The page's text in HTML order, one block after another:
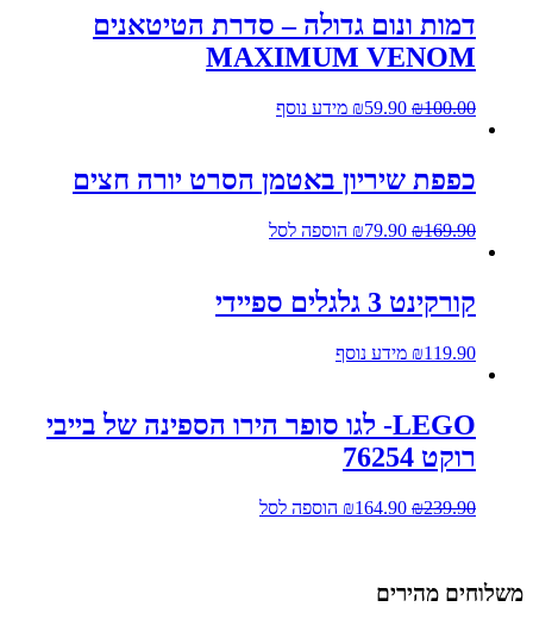
דמות ונום גדולה – סדרת הטיטאנים
MAXIMUM VENOM
₪100.00
₪59.90 מידע נוסף
כפפת שיריון באטמן הסרט יורה חצים
₪169.90
₪79.90 הוספה לסל
קורקינט 3 גלגלים ספיידי
₪119.90 מידע נוסף
LEGO- לגו סופר הירו הספינה של בייבי
רוקט 76254
₪239.90
₪164.90 הוספה לסל
משלוחים מהירים